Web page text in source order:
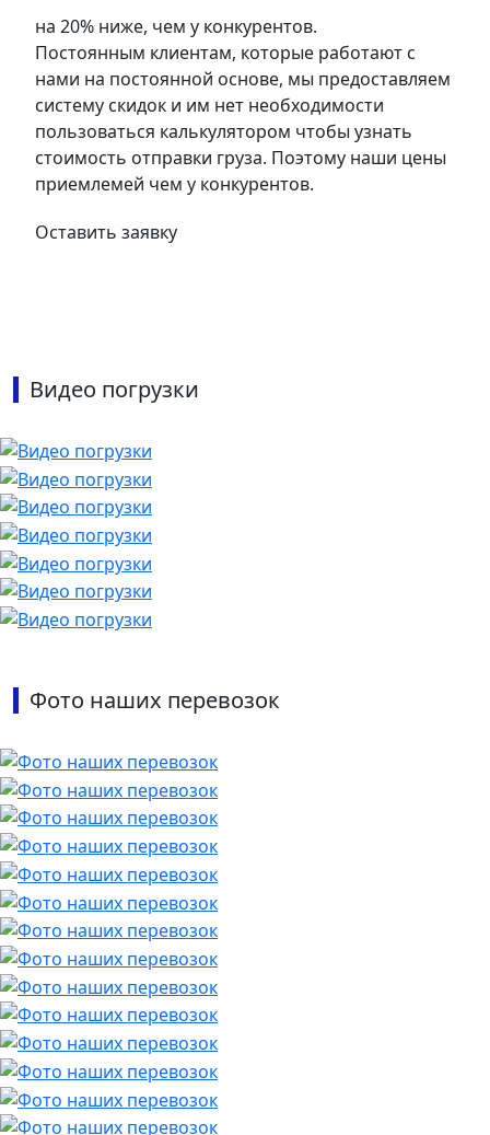
на 20% ниже, чем у конкурентов.
Постоянным клиентам, которые работают с
нами на постоянной основе, мы предоставляем
систему скидок и им нет необходимости
пользоваться калькулятором чтобы узнать
стоимость отправки груза. Поэтому наши цены
приемлемей чем у конкурентов.
Оставить заявку
Видео погрузки
Фото наших перевозок